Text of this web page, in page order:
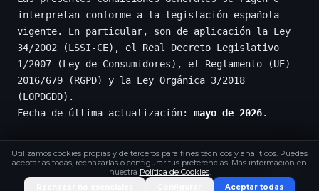
interpretan conforme a la legislación española
vigente. En particular, son de aplicación la Ley
34/2002 (LSSI-CE), el Real Decreto Legislativo
1/2007 (Ley de Consumidores), el Reglamento (UE)
2016/679 (RGPD) y la Ley Orgánica 3/2018
(LOPDGDD).
Fecha de última actualización: mayo de 2026.
Utilizamos cookies propias y de terceros para fines técnicos y analíticos. Puedes
aceptarlas todas, rechazarlas o configurar tus preferencias. Más información en
nuestra Política de Cookies.
Aceptar todas